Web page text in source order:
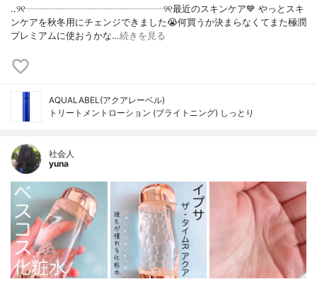
..୨୧┈┈┈┈┈┈┈┈┈┈┈┈┈┈┈୨୧最近のスキンケア💙 やっとスキ
ンケアを秋冬用にチェンジできました😭何買うか決まらなくてまた極潤
プレミアムに使おうかな…続きを見る
AQUALABEL(アクアレーベル)
トリートメントローション (ブライトニング) しっとり
社会人
yuna